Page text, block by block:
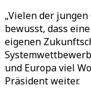
„Vielen der
bewusst, dass
eigenen
und Europa viel
Präsident weiter.